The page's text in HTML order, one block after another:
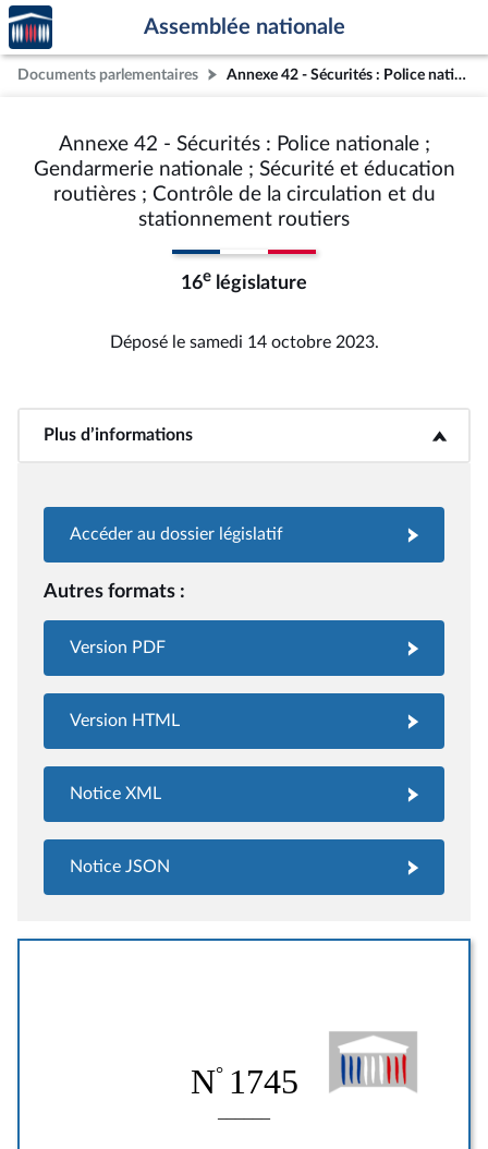
Aller au contenu
Aller en bas de la page
Accèder
à la
page
d'accueil
Assemblée nationale
Documents parlementaires Annexe 42 - Sécurités : Police nationale ; Gendarmerie nationale ; Sécurité et éducation routières ; Contrôle de la circulation et du stationnement routiers
Annexe 42 - Sécurités : Police nationale ;
Gendarmerie nationale ; Sécurité et éducation
routières ; Contrôle de la circulation et du
stationnement routiers
16e législature
Déposé le samedi 14 octobre 2023.
Plus d’informations<b>Plus d’informations</b>
Accéder au dossier législatif
Autres formats :
Version PDF
Version HTML
Notice XML
Notice JSON